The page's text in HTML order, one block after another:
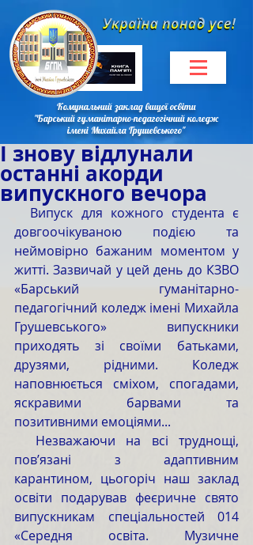
Комунальний заклад вищої освіти
"Барський гуманітарно-педагогічний коледж
імені Михайла Грушевського"
І знову відлунали
останні акорди
випускного вечора
довгоочікуваною подією та
неймовірно бажаним моментом у
житті. Зазвичай у цей день до КЗВО
«Барський гуманітарно-
педагогічний коледж імені Михайла
Грушевського» випускники
приходять зі своїми батьками,
друзями, рідними. Коледж
наповнюється сміхом, спогадами,
яскравими барвами та
позитивними емоціями...
пов’язані з адаптивним
карантином, цьогоріч наш заклад
освіти подарував феєричне свято
випускникам спеціальностей 014
«Середня освіта. Музичне